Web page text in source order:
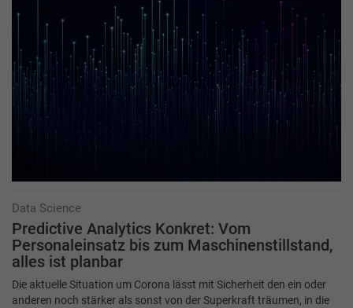
Data Science
Predictive Analytics Konkret: Vom
Personaleinsatz bis zum Maschinenstillstand,
alles ist planbar
Die aktuelle Situation um Corona lässt mit Sicherheit den ein oder
anderen noch stärker als sonst von der Superkraft träumen, in die